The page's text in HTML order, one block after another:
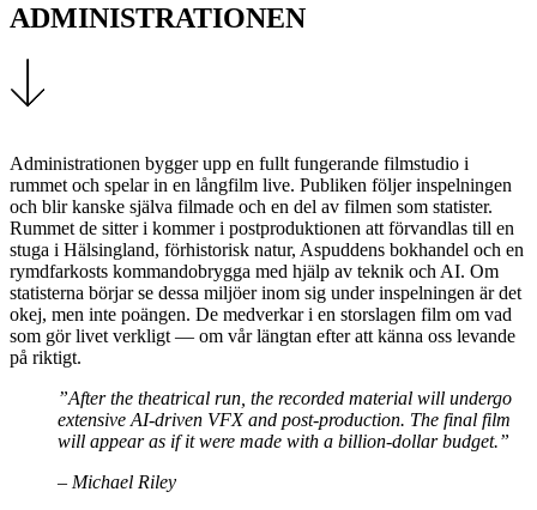
ADMINISTRATIONEN
Administrationen bygger upp en fullt fungerande filmstudio i
rummet och spelar in en långfilm live. Publiken följer inspelningen
och blir kanske själva filmade och en del av filmen som statister.
Rummet de sitter i kommer i postproduktionen att förvandlas till en
stuga i Hälsingland, förhistorisk natur, Aspuddens bokhandel och en
rymdfarkosts kommandobrygga med hjälp av teknik och AI. Om
statisterna börjar se dessa miljöer inom sig under inspelningen är det
okej, men inte poängen. De medverkar i en storslagen film om vad
som gör livet verkligt — om vår längtan efter att känna oss levande
på riktigt.
”After the theatrical run, the recorded material will undergo
extensive AI-driven VFX and post-production. The final film
will appear as if it were made with a billion-dollar budget.”
– Michael Riley